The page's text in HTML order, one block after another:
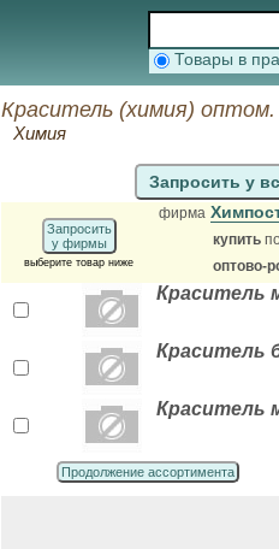
Товары в
Краситель (химия)
Химия
Запросить у
Запросить
у фирмы
выберите товар ниже
фирма
купить
оптово-
Краситель
Краситель
Краситель
Продолжение ассортимента